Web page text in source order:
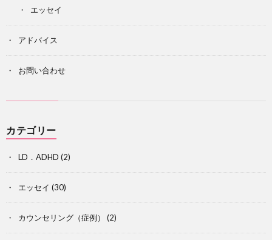
エッセイ
アドバイス
お問い合わせ
カテゴリー
LD．ADHD (2)
エッセイ (30)
カウンセリング（症例） (2)